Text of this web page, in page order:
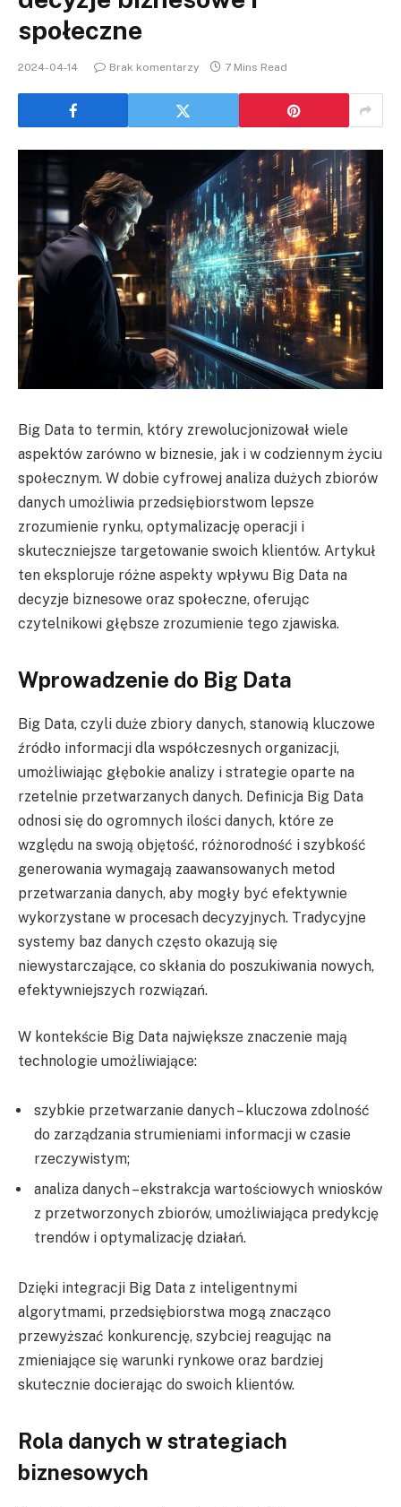
społeczne
2024-04-14 Brak komentarzy 7 Mins Read
Big Data to termin, który zrewolucjonizował wiele
aspektów zarówno w biznesie, jak i w codziennym życiu
społecznym. W dobie cyfrowej analiza dużych zbiorów
danych umożliwia przedsiębiorstwom lepsze
zrozumienie rynku, optymalizację operacji i
skuteczniejsze targetowanie swoich klientów. Artykuł
ten eksploruje różne aspekty wpływu Big Data na
decyzje biznesowe oraz społeczne, oferując
czytelnikowi głębsze zrozumienie tego zjawiska.
Wprowadzenie do Big Data
Big Data, czyli duże zbiory danych, stanowią kluczowe
źródło informacji dla współczesnych organizacji,
umożliwiając głębokie analizy i strategie oparte na
rzetelnie przetwarzanych danych. Definicja Big Data
odnosi się do ogromnych ilości danych, które ze
względu na swoją objętość, różnorodność i szybkość
generowania wymagają zaawansowanych metod
przetwarzania danych, aby mogły być efektywnie
wykorzystane w procesach decyzyjnych. Tradycyjne
systemy baz danych często okazują się
niewystarczające, co skłania do poszukiwania nowych,
efektywniejszych rozwiązań.
W kontekście Big Data największe znaczenie mają
technologie umożliwiające:
szybkie przetwarzanie danych – kluczowa zdolność
do zarządzania strumieniami informacji w czasie
rzeczywistym;
analiza danych – ekstrakcja wartościowych wniosków
z przetworzonych zbiorów, umożliwiająca predykcję
trendów i optymalizację działań.
Dzięki integracji Big Data z inteligentnymi
algorytmami, przedsiębiorstwa mogą znacząco
przewyższać konkurencję, szybciej reagując na
zmieniające się warunki rynkowe oraz bardziej
skutecznie docierając do swoich klientów.
Rola danych w strategiach
biznesowych